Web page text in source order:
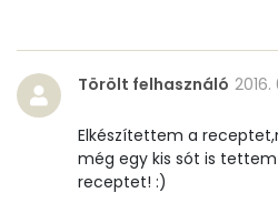
Retinol - A vitamin:
α-karotin
β-karotin
Törölt felhasználó 2016.
Elkészítettem a
még egy kis sót is
receptet! :)